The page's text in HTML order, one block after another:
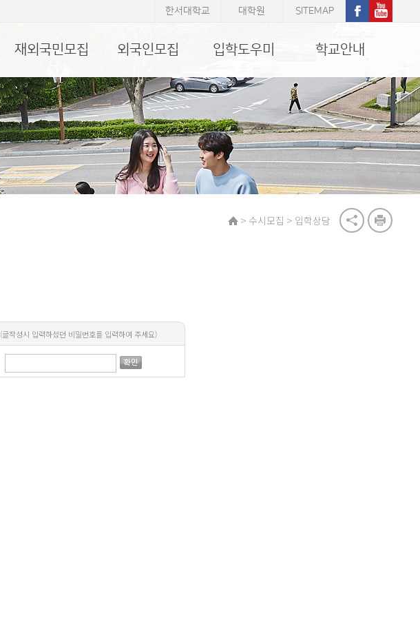
한서대학교 대학원 SITEMAP
재외국민모집 외국인모집 입학도우미 학교안내
> 수시모집 > 입학상담
(글작성시 입력하셨던 비밀번호를 입력하여 주세요)